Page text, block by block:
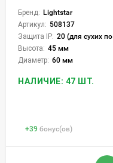
Бренд: Lightstar
Артикул: 508137
Защита IP: 20 (для сухих пом.)
Высота: 45 мм
Диаметр: 60 мм
НАЛИЧИЕ: 47 ШТ.
+39 бонус(ов)